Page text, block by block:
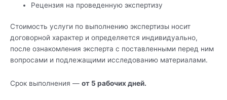
Рецензия на проведенную экспертизу
Стоимость услуги по выполнению экспертизы носит
договорной характер и определяется индивидуально,
после ознакомления эксперта с поставленными перед ним
вопросами и подлежащими исследованию материалами.
Срок выполнения — от 5 рабочих дней.